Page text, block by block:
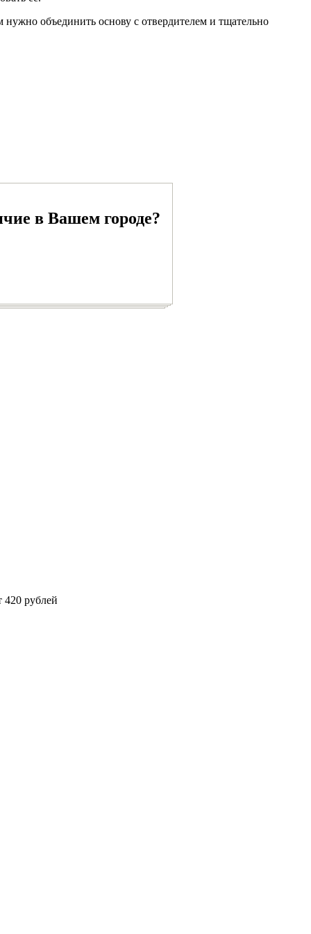
объединить основу с отвердителем и тщательно
в Вашем городе?
420 рублей